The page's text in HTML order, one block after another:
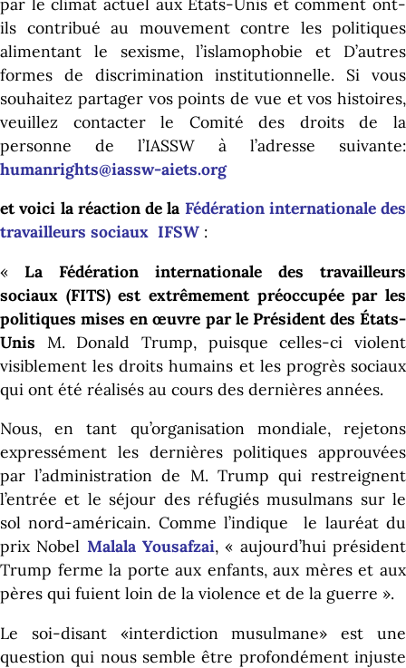
ils contribué au mouvement contre les politiques
alimentant le sexisme, l’islamophobie et D’autres
formes de discrimination institutionnelle.
Si vous
souhaitez partager vos points de vue et vos histoires,
veuillez contacter le Comité des droits de la
personne de l’IASSW à l’adresse suivante:
humanrights@iassw-aiets.org
et voici la réaction de la Fédération internationale des
travailleurs sociaux IFSW :
« La Fédération internationale des travailleurs
sociaux (FITS) est extrêmement préoccupée par les
politiques mises en œuvre par le Président des États-
Unis M. Donald Trump, puisque celles-ci violent
visiblement les droits humains et les progrès sociaux
qui ont été réalisés au cours des dernières années.
Nous, en tant qu’organisation mondiale, rejetons
expressément les dernières politiques approuvées
par l’administration de M. Trump qui restreignent
l’entrée et le séjour des réfugiés musulmans sur le
sol nord-américain. Comme l’indique le lauréat du
prix Nobel Malala Yousafzai, « aujourd’hui président
Trump ferme la porte aux enfants, aux mères et aux
pères qui fuient loin de la violence et de la guerre ».
Le soi-disant «interdiction musulmane» est une
question qui nous semble être profondément injuste